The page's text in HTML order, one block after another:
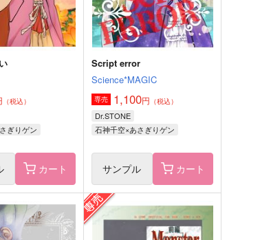
作品詳細 サンプル 作品詳細
バレンタインゲン千本
（税込）
ぎりゲン
カート
Script error
Science*MAGIC
専売 1,100円 （税込）
Dr.STONE
石神千空×あさぎりゲン
サンプル カート